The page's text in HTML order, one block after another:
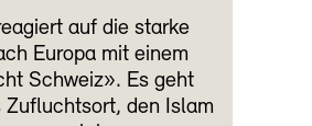
auf die starke
Europa mit einem
Schweiz». Es geht
Zufluchtsort, den Islam